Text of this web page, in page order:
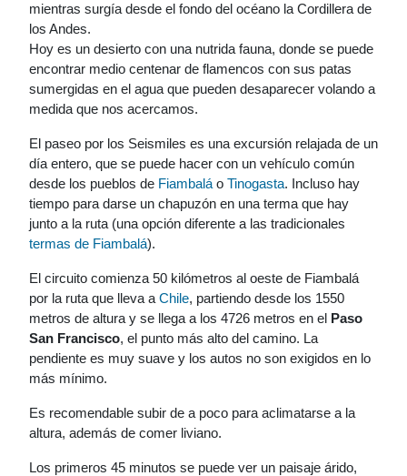
mientras surgía desde el fondo del océano la Cordillera de
los Andes.
Hoy es un desierto con una nutrida fauna, donde se puede
encontrar medio centenar de flamencos con sus patas
sumergidas en el agua que pueden desaparecer volando a
medida que nos acercamos.
El paseo por los Seismiles es una excursión relajada de un
día entero, que se puede hacer con un vehículo común
desde los pueblos de Fiambalá o Tinogasta. Incluso hay
tiempo para darse un chapuzón en una terma que hay
junto a la ruta (una opción diferente a las tradicionales
termas de Fiambalá).
El circuito comienza 50 kilómetros al oeste de Fiambalá
por la ruta que lleva a Chile, partiendo desde los 1550
metros de altura y se llega a los 4726 metros en el Paso
San Francisco, el punto más alto del camino. La
pendiente es muy suave y los autos no son exigidos en lo
más mínimo.
Es recomendable subir de a poco para aclimatarse a la
altura, además de comer liviano.
Los primeros 45 minutos se puede ver un paisaje árido,